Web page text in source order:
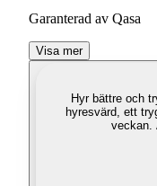
Garanterad av Qasa
Visa mer
Hyr bättre och
hyresvärd, ett
veckan.